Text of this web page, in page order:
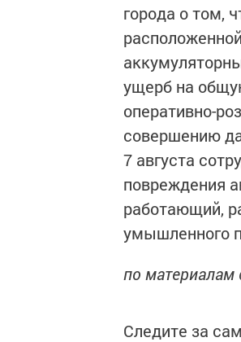
города о том,
ущерб на
оперативно-
совершению
7 августа
повреждения
работающий,
умышленного
по
Следите за